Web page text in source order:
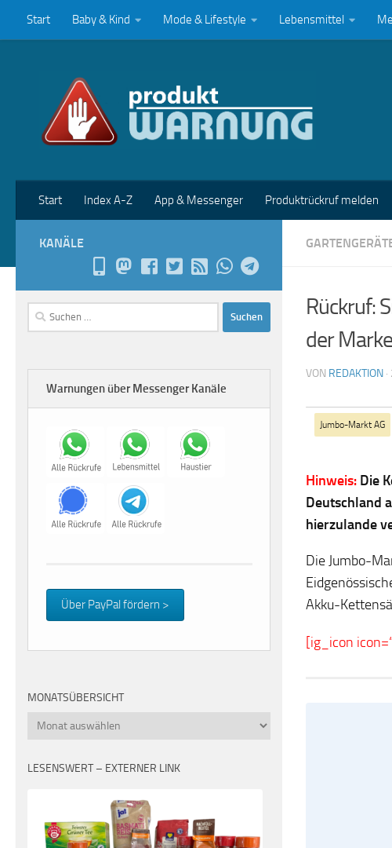
Zum Inhalt springen
Start Baby & Kind Mode & Lifestyle Lebensmittel
Start Index A-Z App & Messenger Produktrückruf melden
Rückruf:
der
VON REDAKTION ·
Jumbo-Markt AG
Hinweis: Die
Deutschland
hierzulande
Die Jumbo-
Akku-
[ig_icon
KANÄLE
Suchen
nach:
Warnungen über Messenger Kanäle
Über PayPal fördern >
MONATSÜBERSICHT
Monatsübersicht
LESENSWERT – EXTERNER LINK